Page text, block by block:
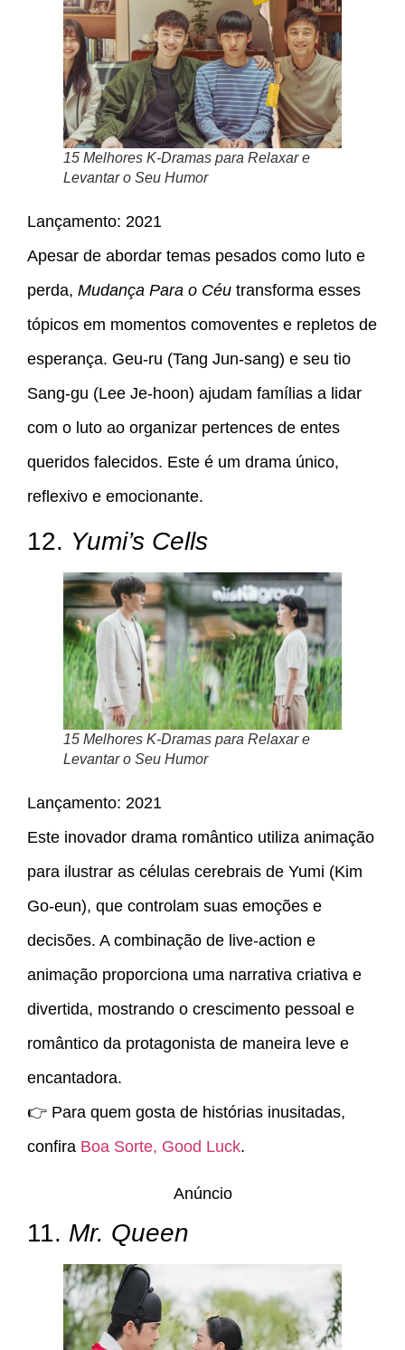
15 Melhores K-Dramas para Relaxar e
Levantar o Seu Humor
Lançamento: 2021
Apesar de abordar temas pesados como luto e
perda, Mudança Para o Céu transforma esses
tópicos em momentos comoventes e repletos de
esperança. Geu-ru (Tang Jun-sang) e seu tio
Sang-gu (Lee Je-hoon) ajudam famílias a lidar
com o luto ao organizar pertences de entes
queridos falecidos. Este é um drama único,
reflexivo e emocionante.
12. Yumi’s Cells
15 Melhores K-Dramas para Relaxar e
Levantar o Seu Humor
Lançamento: 2021
Este inovador drama romântico utiliza animação
para ilustrar as células cerebrais de Yumi (Kim
Go-eun), que controlam suas emoções e
decisões. A combinação de live-action e
animação proporciona uma narrativa criativa e
divertida, mostrando o crescimento pessoal e
romântico da protagonista de maneira leve e
encantadora.
👉 Para quem gosta de histórias inusitadas,
confira Boa Sorte, Good Luck.
Anúncio
11. Mr. Queen